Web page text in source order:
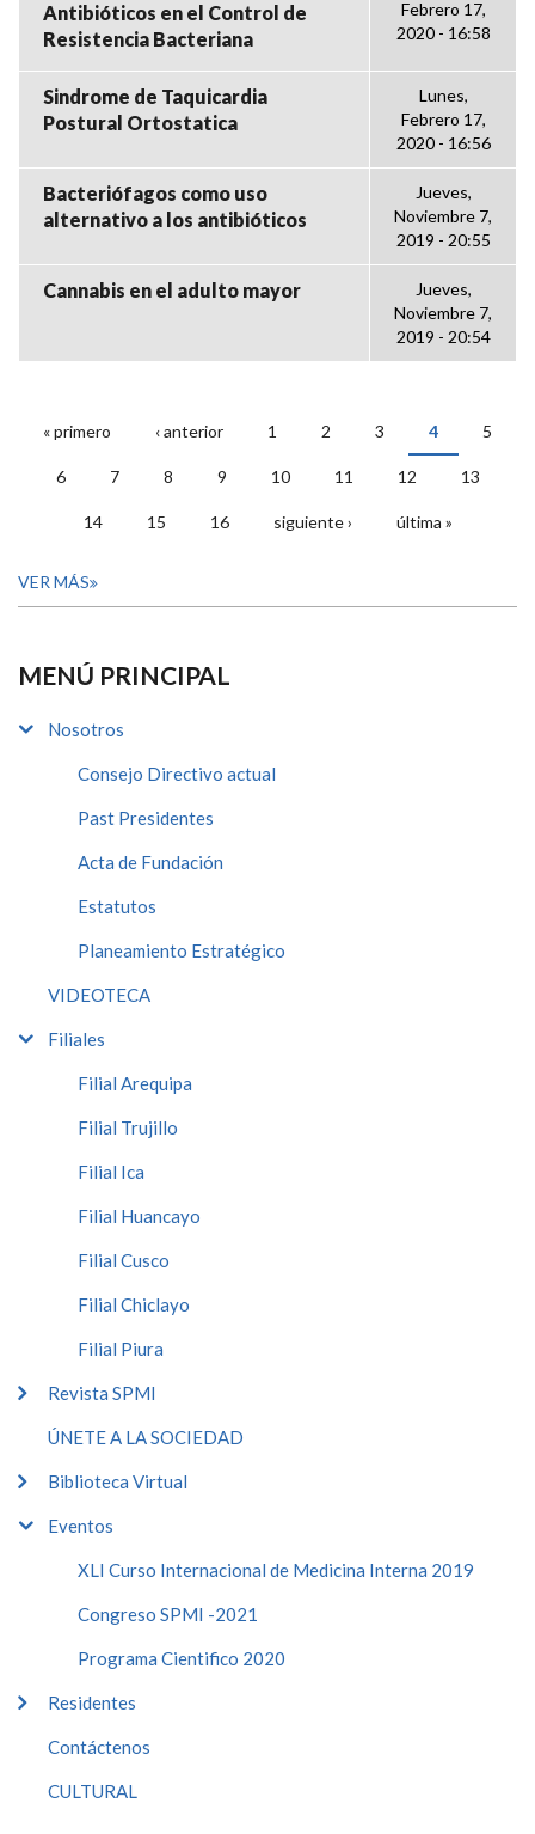
Antibióticos en el Control de
Resistencia Bacteriana
Febrero 17,
2020 - 16:58
Sindrome de Taquicardia
Postural Ortostatica
Lunes,
Febrero 17,
2020 - 16:56
Bacteriófagos como uso
alternativo a los antibióticos
Jueves,
Noviembre 7,
2019 - 20:55
Cannabis en el adulto mayor
Jueves,
Noviembre 7,
2019 - 20:54
PÁGINAS
« primero ‹ anterior 1 2 3 4 5
6 7 8 9 10 11 12 13
14 15 16 siguiente › última »
VER MÁS
MENÚ PRINCIPAL
Nosotros
Consejo Directivo actual
Past Presidentes
Acta de Fundación
Estatutos
Planeamiento Estratégico
VIDEOTECA
Filiales
Filial Arequipa
Filial Trujillo
Filial Ica
Filial Huancayo
Filial Cusco
Filial Chiclayo
Filial Piura
Revista SPMI
ÚNETE A LA SOCIEDAD
Biblioteca Virtual
Eventos
XLI Curso Internacional de Medicina Interna 2019
Congreso SPMI -2021
Programa Cientifico 2020
Residentes
Contáctenos
CULTURAL